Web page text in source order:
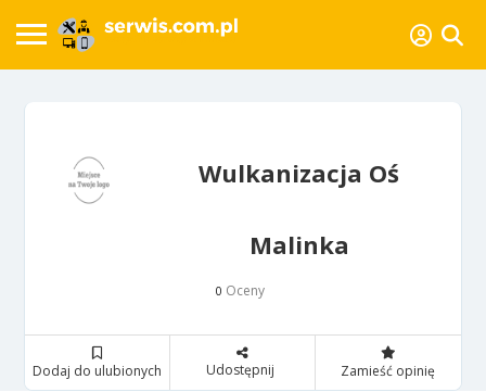
Wulkanizacja Oś
Malinka
0 Oceny
Dodaj do ulubionych Udostępnij Zamieść opinię